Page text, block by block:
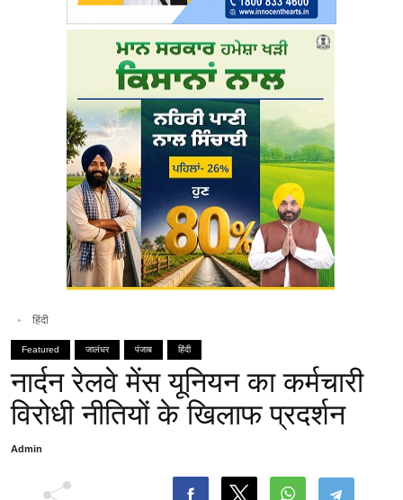
हिंदी
Featured जालंधर पंजाब हिंदी
नार्दन रेलवे मेंस यूनियन का कर्मचारी
विरोधी नीतियों के खिलाफ प्रदर्शन
Admin